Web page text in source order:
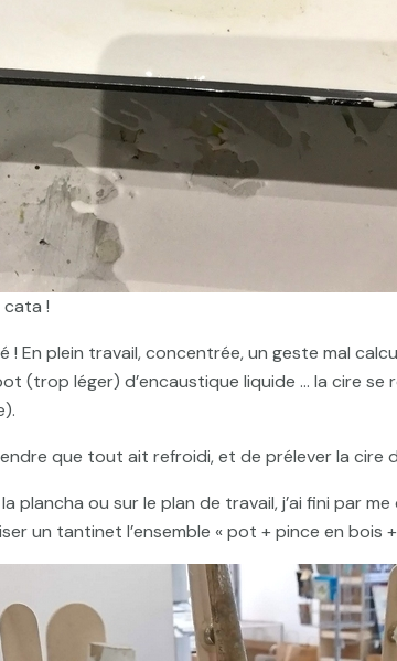
!
! En plein travail, concentrée, un geste mal
(trop léger) d’encaustique liquide … la cire se
que tout ait refroidi, et de prélever la
plancha ou sur le plan de travail, j’ai fini par
un tantinet l’ensemble « pot + pince en bois